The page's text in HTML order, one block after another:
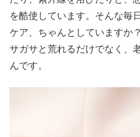
を酷使しています。そんな毎
ケア、ちゃんとしていますか
サガサと荒れるだけでなく、
んです。